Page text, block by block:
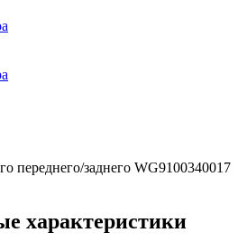
характеристики